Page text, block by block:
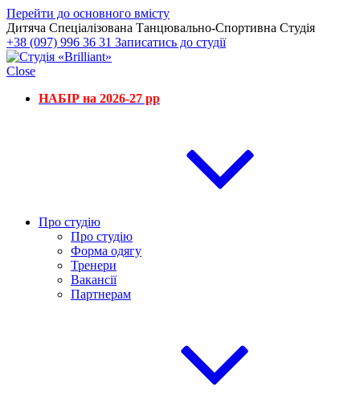
Перейти до основного вмісту
Дитяча Спеціалізована Танцювально-Спортивна Студія
+38 (097) 996 36 31 Записатись до студії
Close
НАБІР на 2026-27 рр
Про студію
Про студію
Форма одягу
Тренери
Вакансії
Партнерам